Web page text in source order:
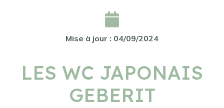
Mise à jour : 04/09/2024
LES WC JAPONAIS
GEBERIT